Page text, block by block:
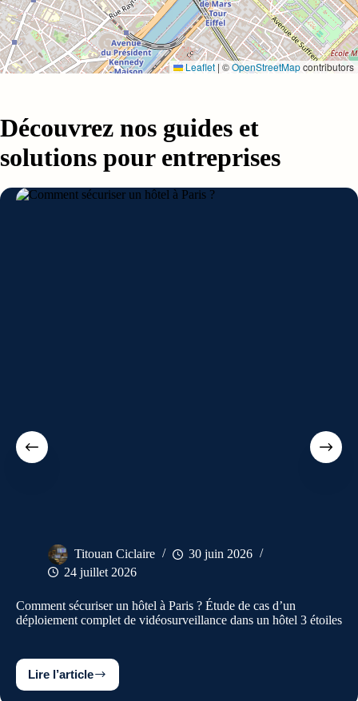
Leaflet | ©OpenStreetMapcontributors
Découvrez nos guides et
solutions pour entreprises
Titouan Ciclaire
30 juin 2026
24 juillet 2026
Comment sécuriser un hôtel à Paris ? Étude de cas d’un
déploiement complet de vidéosurveillance dans un hôtel 3 étoiles
Lire l’articleComment
sécuriser